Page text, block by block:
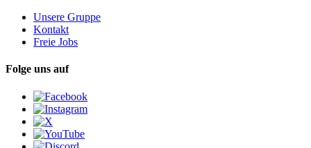
Unsere Gruppe
Kontakt
Freie Jobs
Folge uns auf